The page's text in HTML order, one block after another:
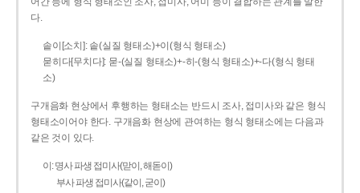
다.
솥이[소치]: 솥(실질 형태소)+이(형식 형태소)
묻히다[무치다]: 묻­-(실질 형태소)+­-히­-(형식 형태소)+-다(형식 형태
소)
구개음화 현상에서 후행하는 형태소는 반드시 조사, 접미사와 같은 형식
형태소이어야 한다. 구개음화 현상에 관여하는 형식 형태소에는 다음과
같은 것이 있다.
이: 명사 파생 접미사(맏이, 해돋이)
부사 파생 접미사(같이, 굳이)